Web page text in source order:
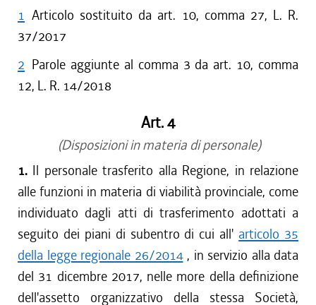
1 Articolo sostituito da art. 10, comma 27, L. R.
37/2017
2 Parole aggiunte al comma 3 da art. 10, comma
12, L. R. 14/2018
Art. 4
(Disposizioni in materia di personale)
1. Il personale trasferito alla Regione, in relazione
alle funzioni in materia di viabilità provinciale, come
individuato dagli atti di trasferimento adottati a
seguito dei piani di subentro di cui all' articolo 35
della legge regionale 26/2014, in servizio alla data
del 31 dicembre 2017, nelle more della definizione
dell'assetto organizzativo della stessa Società,